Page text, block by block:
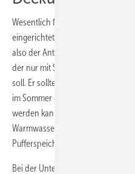
Wesentlich für zufriedene Kunden
eingerichtete Anlage. Und dabei
also der Anteil der
der nur mit Solarthermie über das
soll. Er sollte maximal 50 %
im Sommer die überschüssig
werden kann. Für diesen
Warmwasserbereitung 1 bis 1,3
Pufferspeicher je Person aus.
Bei der Unterstützung der Heizung